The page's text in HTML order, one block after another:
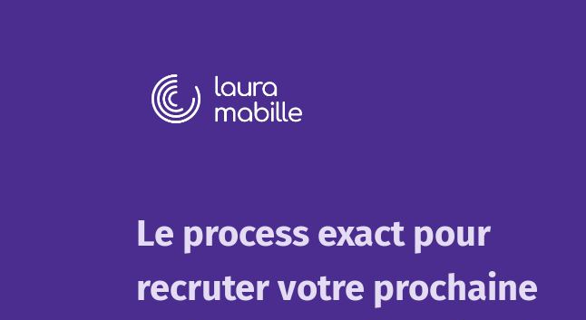
Le process exact pour
recruter votre prochaine